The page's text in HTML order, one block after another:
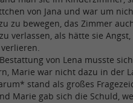
von Jana und war um
zu bewegen, das Zimmer
verlassen, als hätte sie
von Lena musste
Marie war nicht dazu in der
stand als großes
Marie gab sich die Schuld,